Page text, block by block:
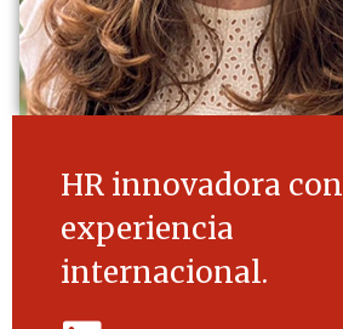
HR innovadora con
experiencia
internacional.